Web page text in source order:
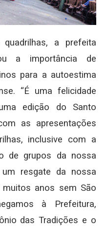
a prefeita
a importância de
para a autoestima
“É uma felicidade
edição do Santo
as apresentações
inclusive com a
de grupos da nossa
resgate da nossa
anos sem São
à Prefeitura,
das Tradições e o